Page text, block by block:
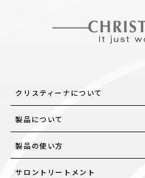
クリスティーナについて
製品について
製品の使い方
サロントリートメント